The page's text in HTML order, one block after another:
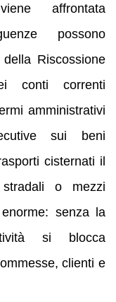
affrontata
possono
Riscossione
conti correnti
amministrativi
sui beni
cisternati il
o mezzi
senza la
si blocca
clienti e